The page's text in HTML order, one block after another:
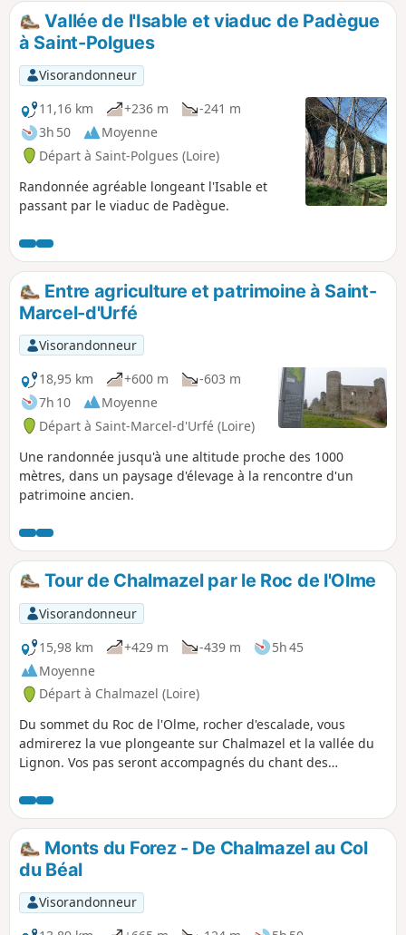
Vallée de l'Isable et viaduc de Padègue
à Saint-Polgues
Visorandonneur
11,16 km
+236 m
-241 m
3h 50
Moyenne
Départ à Saint-Polgues (Loire)
Randonnée agréable longeant l'Isable et
passant par le viaduc de Padègue.
Entre agriculture et patrimoine à Saint-
Marcel-d'Urfé
Visorandonneur
18,95 km
+600 m
-603 m
7h 10
Moyenne
Départ à Saint-Marcel-d'Urfé (Loire)
Une randonnée jusqu'à une altitude proche des 1000
mètres, dans un paysage d'élevage à la rencontre d'un
patrimoine ancien.
Tour de Chalmazel par le Roc de l'Olme
Visorandonneur
15,98 km
+429 m -439 m
5h 45
Moyenne
Départ à Chalmazel (Loire)
Du sommet du Roc de l'Olme, rocher d'escalade, vous
admirerez la vue plongeante sur Chalmazel et la vallée du
Lignon. Vos pas seront accompagnés du chant des
Monts du Forez - De Chalmazel au Col
du Béal
Visorandonneur